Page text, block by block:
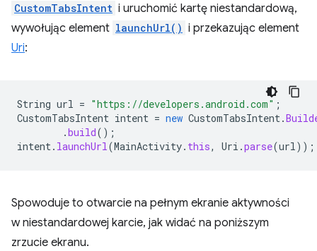
CustomTabsIntent i uruchomić kartę niestandardową,
wywołując element launchUrl() i przekazując element
Uri:
String url = "https://developers.android.com" ;
CustomTabsIntent intent = new CustomTabsIntent.
.build();
intent. launchUrl(MainActivity. this, Uri .parse(url));
Spowoduje to otwarcie na pełnym ekranie aktywności
w niestandardowej karcie, jak widać na poniższym
zrzucie ekranu.